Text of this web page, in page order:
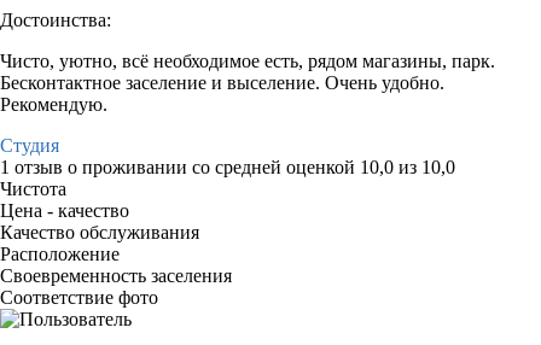
Достоинства:
Чисто, уютно, всё необходимое есть, рядом магазины, парк.
Бесконтактное заселение и выселение. Очень удобно.
Рекомендую.
Студия
1 отзыв о проживании со средней оценкой 10,0 из 10,0
Чистота
Цена - качество
Качество обслуживания
Расположение
Своевременность заселения
Соответствие фото